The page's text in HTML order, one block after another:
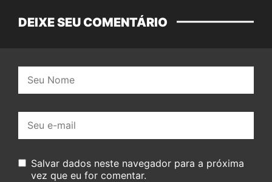
DEIXE SEU COMENTÁRIO
mail:
Salvar dados neste navegador para a próxima
vez que eu for comentar.